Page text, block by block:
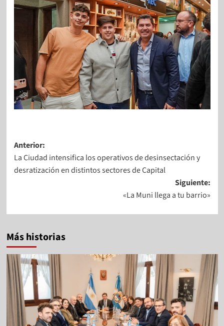
Anterior:
La Ciudad intensifica los operativos de desinsectación y
desratización en distintos sectores de Capital
Siguiente:
«La Muni llega a tu barrio»
Más historias